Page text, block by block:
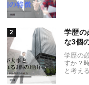
学歴の
な3個
学歴の
すか？
と考え